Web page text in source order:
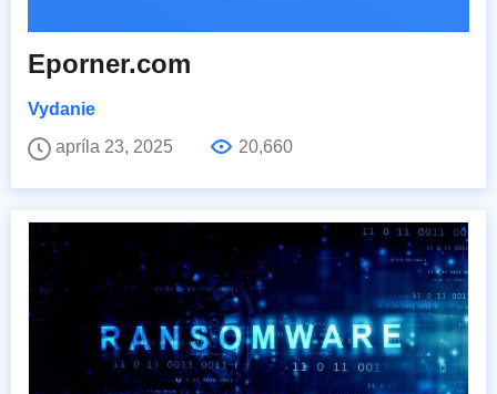
Eporner.com
Vydanie
apríla 23, 2025
20,660